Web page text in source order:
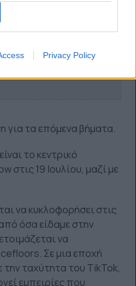
Privacy Policy
για τα επόμενα βήματα.
το κεντρικό
19 Ιουλίου, μαζί με
να κυκλοφορήσει στις
όσα είδαμε στην
να
Σε μια εποχή
την ταχύτητα του TikTok,
εμπειρίες που